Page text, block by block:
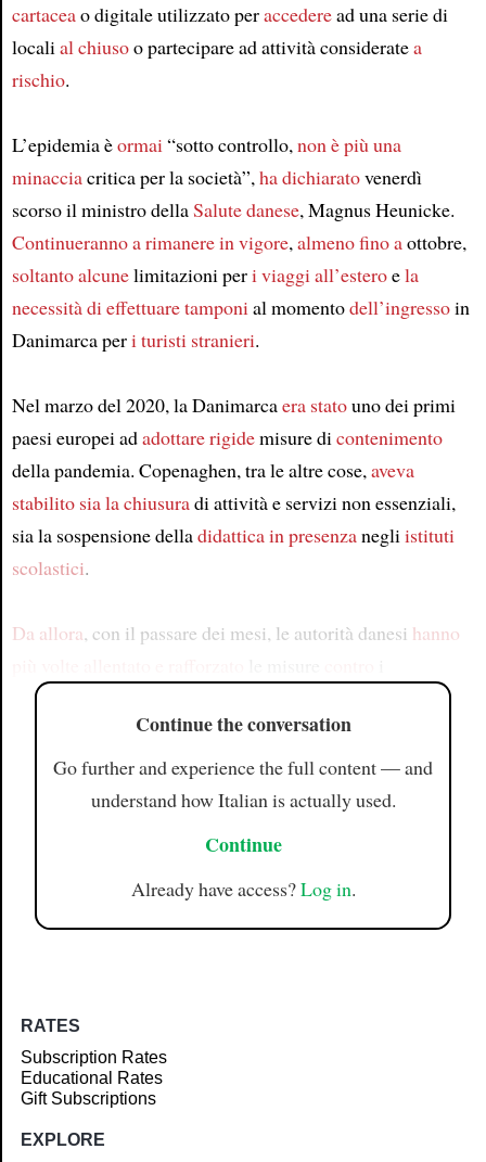
Article
cartaceao digitale utilizzato peraccederead una serie di
localial chiusoo partecipare ad attività consideratea
rischio.
L’epidemia èormai“sotto controllo,non è più una
minacciacritica per la società”,ha dichiaratovenerdì
scorso il ministro dellaSalutedanese, Magnus Heunicke.
Continueranno arimanere in vigore,almeno fino aottobre,
soltanto alcunelimitazioni peri viaggi all’esteroela
necessità dieffettuare tamponial momentodell’ingressoin
Danimarca peri turisti stranieri.
Nel marzo del 2020, la Danimarcaera statouno dei primi
paesi europei adadottarerigidemisure dicontenimento
della pandemia. Copenaghen, tra le altre cose,aveva
stabilito sia la chiusuradi attività e servizi non essenziali,
sia la sospensione delladidattica in presenzanegliistituti
scolastici.
Da allora, con il passare dei mesi, le autorità danesi hanno
Continue the conversation
Go further and experience the full content — and
understand how Italian is actually used.
Continue
Already have access?Log in.
RATES
Subscription Rates
Educational Rates
Gift Subscriptions
EXPLORE